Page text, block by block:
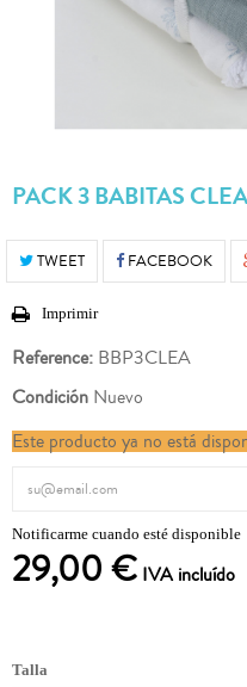
PACK 3 BABITAS CLEA
TWEET FACEBOOK
Imprimir
Reference: BBP3CLEA
Condición Nuevo
Este producto ya no está
Notificarme cuando esté disponible
29,00 € IVA incluído
Talla